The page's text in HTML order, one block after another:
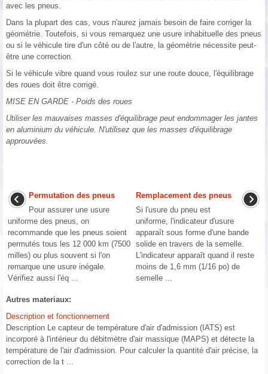
avec les pneus.
Dans la plupart des cas, vous n'aurez jamais besoin de faire corriger la
géométrie. Toutefois, si vous remarquez une usure inhabituelle des pneus
ou si le véhicule tire d'un côté ou de l'autre, la géométrie nécessite peut-
être une correction.
Si le véhicule vibre quand vous roulez sur une route douce, l'équilibrage
des roues doit être corrigé.
MISE EN GARDE - Poids des roues
Utiliser les mauvaises masses d'équilibrage peut endommager les jantes
en aluminium du véhicule. N'utilisez que les masses d'équilibrage
approuvées.
Permutation des pneus
Pour assurer une usure
uniforme des pneus, on
recommande que les pneus soient
permutés tous les 12 000 km (7500
milles) ou plus souvent si l'on
remarque une usure inégale.
Vérifiez aussi l'éq ...
Remplacement des pneus
Si l'usure du pneu est
uniforme, l'indicateur d'usure
apparaît sous forme d'une bande
solide en travers de la semelle.
L'indicateur apparaît quand il reste
moins de 1,6 mm (1/16 po) de
semelle ...
Autres materiaux:
Description et fonctionnement
Description Le capteur de température d'air d'admission (IATS) est
incorporé à l'intérieur du débitmètre d'air massique (MAPS) et détecte la
température de l'air d'admission. Pour calculer la quantité d'air précise, la
correction de la t ...